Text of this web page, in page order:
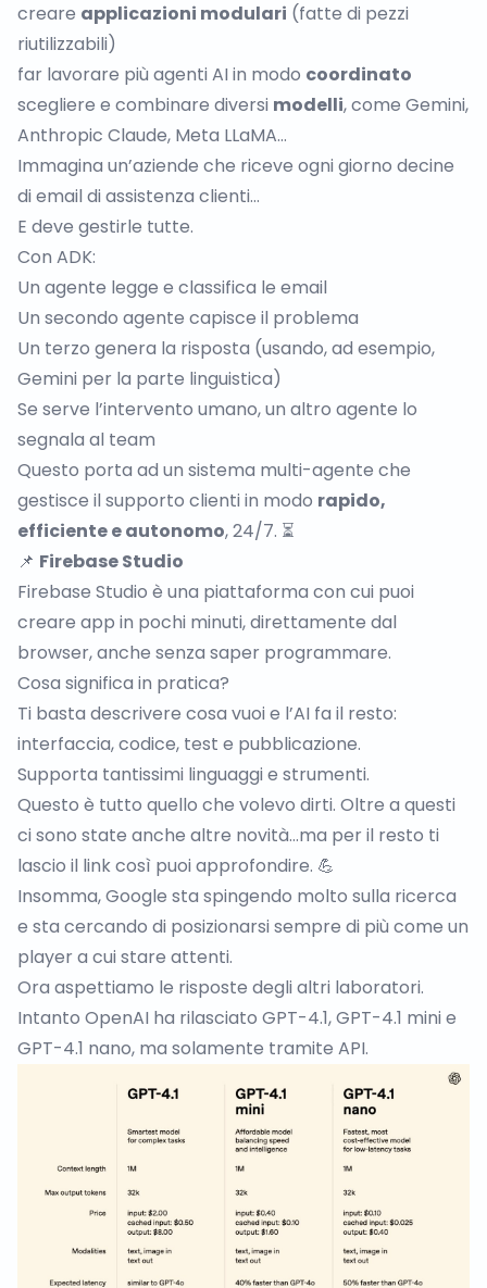
creare applicazioni modulari (fatte di pezzi
riutilizzabili)
far lavorare più agenti AI in modo coordinato
scegliere e combinare diversi modelli, come Gemini,
Anthropic Claude, Meta LLaMA…
Immagina un’aziende che riceve ogni giorno decine
di email di assistenza clienti…
E deve gestirle tutte.
Con ADK:
Un agente legge e classifica le email
Un secondo agente capisce il problema
Un terzo genera la risposta (usando, ad esempio,
Gemini per la parte linguistica)
Se serve l’intervento umano, un altro agente lo
segnala al team
Questo porta ad un sistema multi-agente che
gestisce il supporto clienti in modo rapido,
efficiente e autonomo, 24/7. ⏳
📌 Firebase Studio
Firebase Studio è una piattaforma con cui puoi
creare app in pochi minuti, direttamente dal
browser, anche senza saper programmare.
Cosa significa in pratica?
Ti basta descrivere cosa vuoi e l’AI fa il resto:
interfaccia, codice, test e pubblicazione.
Supporta tantissimi linguaggi e strumenti.
Questo è tutto quello che volevo dirti. Oltre a questi
ci sono state anche altre novità…ma per il resto ti
lascio il linkcosì puoi approfondire. 💪
Insomma, Google sta spingendo molto sulla ricerca
e sta cercando di posizionarsi sempre di più come un
player a cui stare attenti.
Ora aspettiamo le risposte degli altri laboratori.
Intanto OpenAI ha rilasciato GPT-4.1, GPT-4.1 mini e
GPT-4.1 nano, ma solamente tramite API.